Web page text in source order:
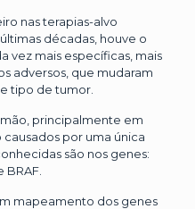
nas terapias-alvo
décadas, houve o
vez mais específicas, mais
adversos, que mudaram
tipo de tumor.
principalmente em
por uma única
são nos genes:
BRAF.
mapeamento dos genes